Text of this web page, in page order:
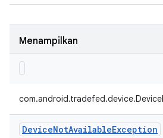
Menampilkan
DeviceNotAvailableException